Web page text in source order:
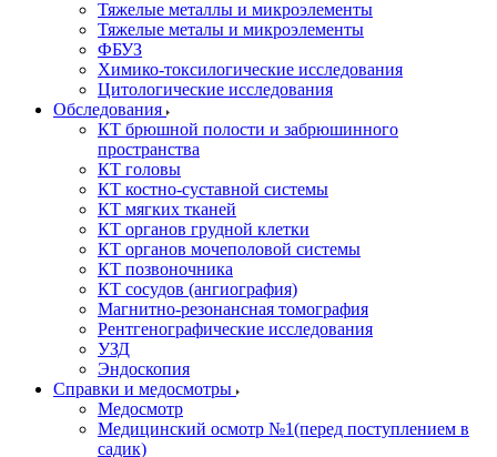
Тяжелые металлы и микроэлементы
Тяжелые металы и микроэлементы
ФБУЗ
Химико-токсилогические исследования
Цитологические исследования
Обследования
КТ брюшной полости и забрюшинного
пространства
КТ головы
КТ костно-суставной системы
КТ мягких тканей
КТ органов грудной клетки
КТ органов мочеполовой системы
КТ позвоночника
КТ сосудов (ангиография)
Магнитно-резонансная томография
Рентгенографические исследования
УЗД
Эндоскопия
Справки и медосмотры
Медосмотр
Медицинский осмотр №1(перед поступлением в
садик)